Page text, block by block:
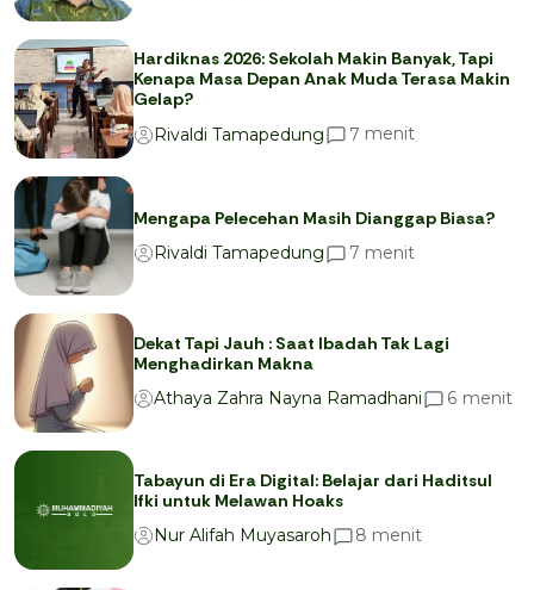
Hardiknas 2026: Sekolah Makin Banyak, Tapi
Kenapa Masa Depan Anak Muda Terasa Makin
Gelap?
Rivaldi Tamapedung
7 menit
Mengapa Pelecehan Masih Dianggap Biasa?
Rivaldi Tamapedung
7 menit
Dekat Tapi Jauh : Saat Ibadah Tak Lagi
Menghadirkan Makna
Athaya Zahra Nayna Ramadhani
6 menit
Tabayun di Era Digital: Belajar dari Haditsul
Ifki untuk Melawan Hoaks
Nur Alifah Muyasaroh
8 menit